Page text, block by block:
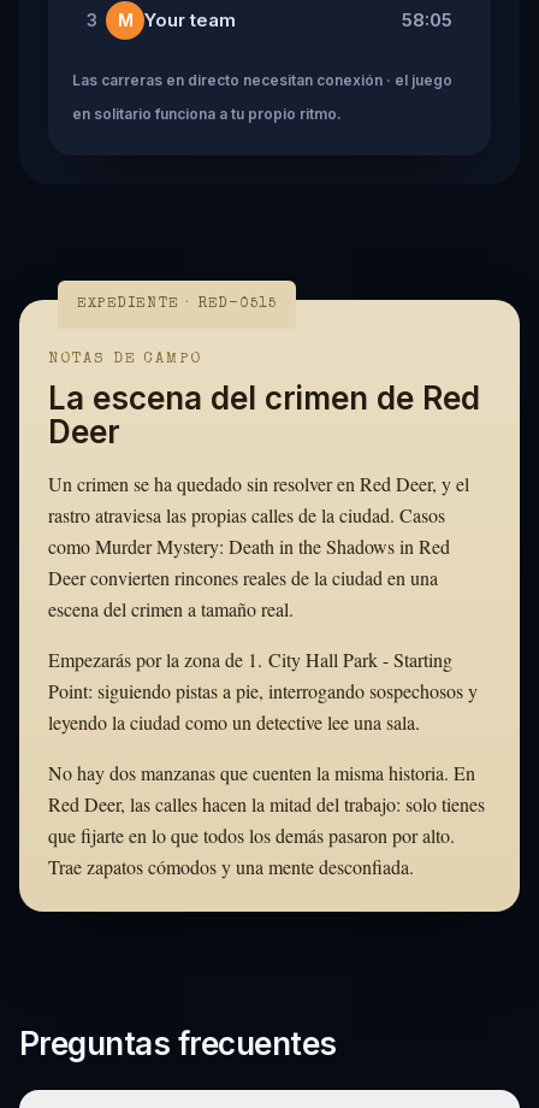
3 M Your team 58:05
Las carreras en directo necesitan conexión · el juego
en solitario funciona a tu propio ritmo.
EXPEDIENTE · RED-0515
NOTAS DE CAMPO
La escena del crimen de Red
Deer
Un crimen se ha quedado sin resolver en Red Deer, y el
rastro atraviesa las propias calles de la ciudad. Casos
como Murder Mystery: Death in the Shadows in Red
Deer convierten rincones reales de la ciudad en una
escena del crimen a tamaño real.
Empezarás por la zona de 1. City Hall Park - Starting
Point: siguiendo pistas a pie, interrogando sospechosos y
leyendo la ciudad como un detective lee una sala.
No hay dos manzanas que cuenten la misma historia. En
Red Deer, las calles hacen la mitad del trabajo: solo tienes
que fijarte en lo que todos los demás pasaron por alto.
Trae zapatos cómodos y una mente desconfiada.
Preguntas frecuentes